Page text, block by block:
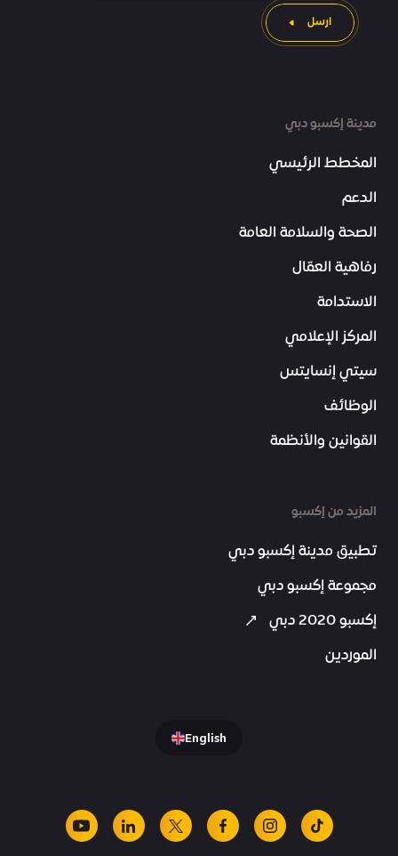
مدينة إكسبو دبي
المخطط الرئيسي
الدعم
الصحة والسلامة العامة
رفاهية العمّال
الاستدامة
المركز الإعلامي
سيتي إنسايتس
الوظائف
القوانين والأنظمة
المزيد من إكسبو
تطبيق مدينة إكسبو دبي
مجموعة إكسبو دبي
إكسبو 2020 دبي
الموردين
ارسل
English
tiktok
instagram
facebook
x
linkedin
youtube